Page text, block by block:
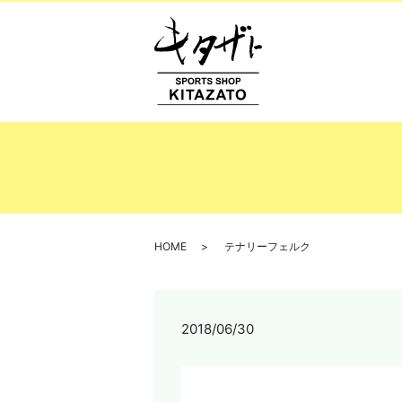
HOME テナリーフェルク
2018/06/30